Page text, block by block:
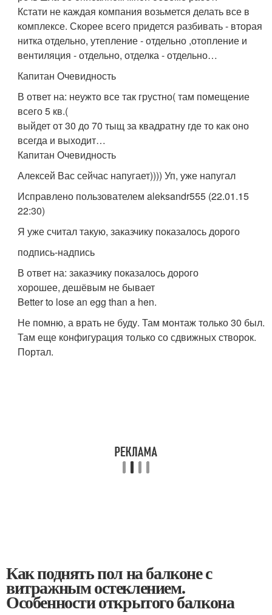
Кстати не каждая компания возьмется делать все в
комплексе. Скорее всего придется разбивать - вторая
нитка отдельно, утепление - отдельно ,отопление и
вентиляция - отдельно, отделка - отдельно…
Капитан Очевидность
В ответ на: неужто все так грустно( там помещение
всего 5 кв.(
выйдет от 30 до 70 тыщ за квадратну где то как оно
всегда и выходит…
Капитан Очевидность
Алексей Вас сейчас напугает)))) Уп, уже напугал
Исправлено пользователем aleksandr555 (22.01.15
22:30)
Я уже считал такую, заказчику показалось дорого
подпись-надпись
В ответ на: заказчику показалось дорого
хорошее, дешёвым не бывает
Better to lose an egg than a hen.
Не помню, а врать не буду. Там монтаж только 30 был.
Там еще конфигурация только со сдвижных створок.
Портал.
Как поднять пол на балконе с
витражным остеклением.
Особенности открытого балкона